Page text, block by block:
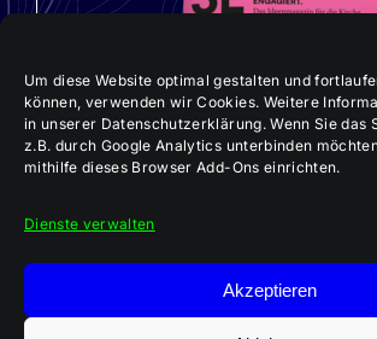
Um diese Website optimal gestalten und
können, verwenden wir Cookies. Weitere
in unserer Datenschutzerklärung. Wenn Sie das
z.B. durch Google Analytics unterbinden
mithilfe dieses Browser Add-Ons einrichten.
Dienste verwalten
Akzeptieren